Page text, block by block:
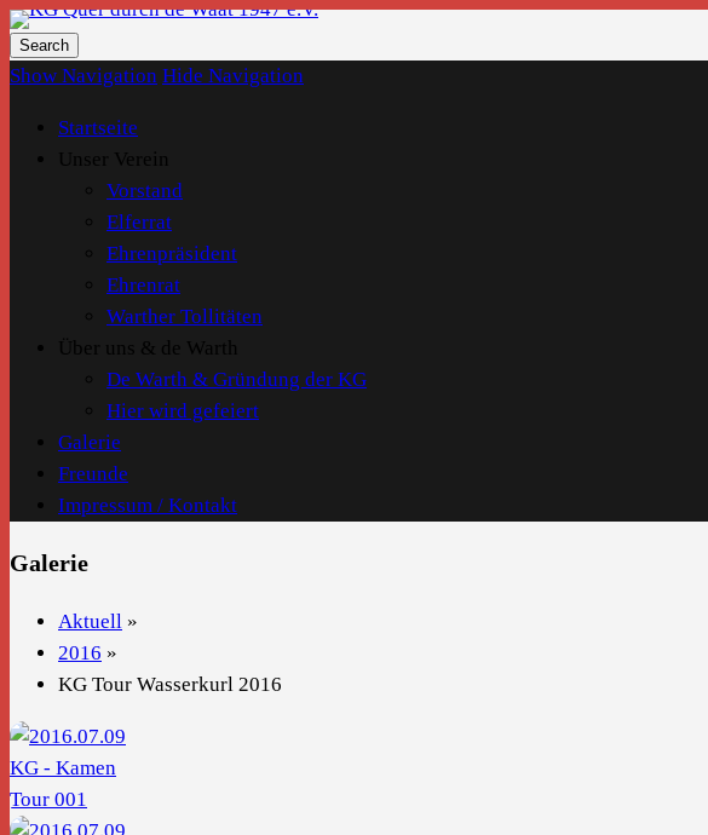
KG Quer durch de Waat 1947 e.V.
Show Navigation Hide Navigation
Startseite
Unser Verein
Vorstand
Elferrat
Ehrenpräsident
Ehrenrat
Warther Tollitäten
Über uns & de Warth
De Warth & Gründung der KG
Hier wird gefeiert
Galerie
Freunde
Impressum / Kontakt
Galerie
Aktuell »
2016 »
KG Tour Wasserkurl 2016